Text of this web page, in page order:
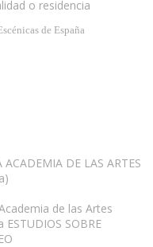
o residencia
de España
DE LAS ARTES
de las Artes
SOBRE